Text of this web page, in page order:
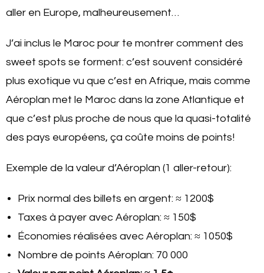
aller en Europe, malheureusement…
J’ai inclus le Maroc pour te montrer comment des
sweet spots se forment: c’est souvent considéré
plus exotique vu que c’est en Afrique, mais comme
Aéroplan met le Maroc dans la zone Atlantique et
que c’est plus proche de nous que la quasi-totalité
des pays européens, ça coûte moins de points!
Exemple de la valeur d’Aéroplan (1 aller-retour):
Prix normal des billets en argent: ≈ 1200$
Taxes à payer avec Aéroplan: ≈ 150$
Économies réalisées avec Aéroplan: ≈ 1050$
Nombre de points Aéroplan: 70 000